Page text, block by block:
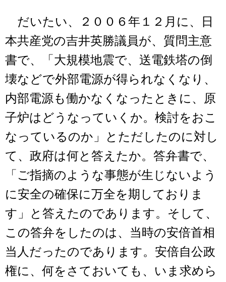
だいたい、２００６年１２月に、日
本共産党の吉井英勝議員が、質問主意
書で、「大規模地震で、送電鉄塔の倒
壊などで外部電源が得られなくなり、
内部電源も働かなくなったときに、原
子炉はどうなっていくか。検討をおこ
なっているのか」とただしたのに対し
て、政府は何と答えたか。答弁書で、
「ご指摘のような事態が生じないよう
に安全の確保に万全を期しておりま
す」と答えたのであります。そして、
この答弁をしたのは、当時の安倍首相
当人だったのであります。安倍自公政
権に、何をさておいても、いま求めら